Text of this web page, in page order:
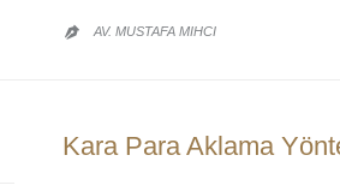
 AV. MUSTAFA MIHCI
Kara Para Aklama